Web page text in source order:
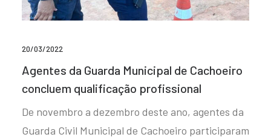
20/03/2022
Agentes da Guarda Municipal de Cachoeiro
concluem qualificação profissional
De novembro a dezembro deste ano, agentes da
Guarda Civil Municipal de Cachoeiro participaram